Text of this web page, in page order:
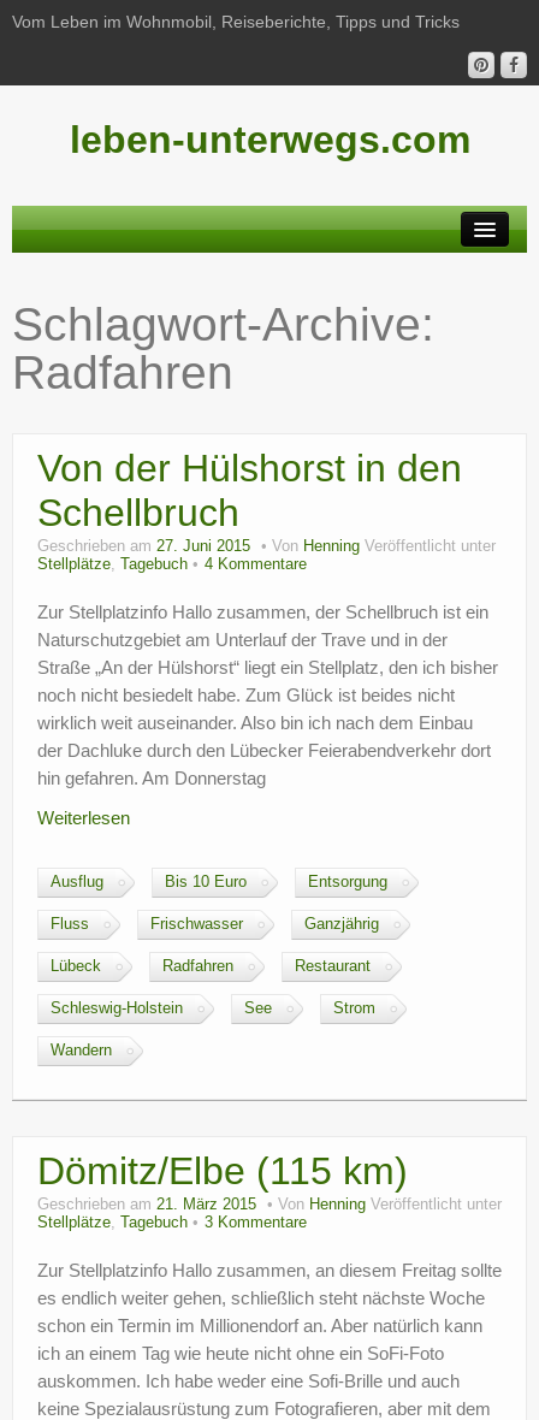
Vom Leben im Wohnmobil, Reiseberichte, Tipps und Tricks
leben-unterwegs.com
Reiseberichte
Unterwegs
Freizeit
Wohnmobil-Technik
?
Schlagwort-Archive:
Radfahren
Von der Hülshorst in den
Schellbruch
Geschrieben am 27. Juni 2015 Von Henning Veröffentlicht unter
Stellplätze, Tagebuch 4 Kommentare
Zur Stellplatzinfo Hallo zusammen, der Schellbruch ist ein
Naturschutzgebiet am Unterlauf der Trave und in der
Straße „An der Hülshorst“ liegt ein Stellplatz, den ich bisher
noch nicht besiedelt habe. Zum Glück ist beides nicht
wirklich weit auseinander. Also bin ich nach dem Einbau
der Dachluke durch den Lübecker Feierabendverkehr dort
hin gefahren. Am Donnerstag
Weiterlesen
Ausflug Bis 10 Euro Entsorgung
Fluss Frischwasser Ganzjährig
Lübeck Radfahren Restaurant
Schleswig-Holstein See Strom
Wandern
Dömitz/Elbe (115 km)
Geschrieben am 21. März 2015 Von Henning Veröffentlicht unter
Stellplätze, Tagebuch 3 Kommentare
Zur Stellplatzinfo Hallo zusammen, an diesem Freitag sollte
es endlich weiter gehen, schließlich steht nächste Woche
schon ein Termin im Millionendorf an. Aber natürlich kann
ich an einem Tag wie heute nicht ohne ein SoFi-Foto
auskommen. Ich habe weder eine Sofi-Brille und auch
keine Spezialausrüstung zum Fotografieren, aber mit dem